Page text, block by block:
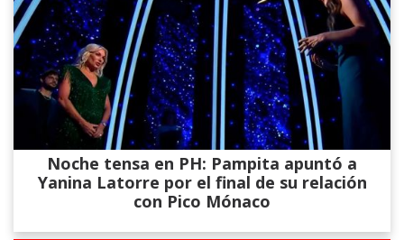
Noche tensa en PH: Pampita apuntó a
Yanina Latorre por el final de su relación
con Pico Mónaco